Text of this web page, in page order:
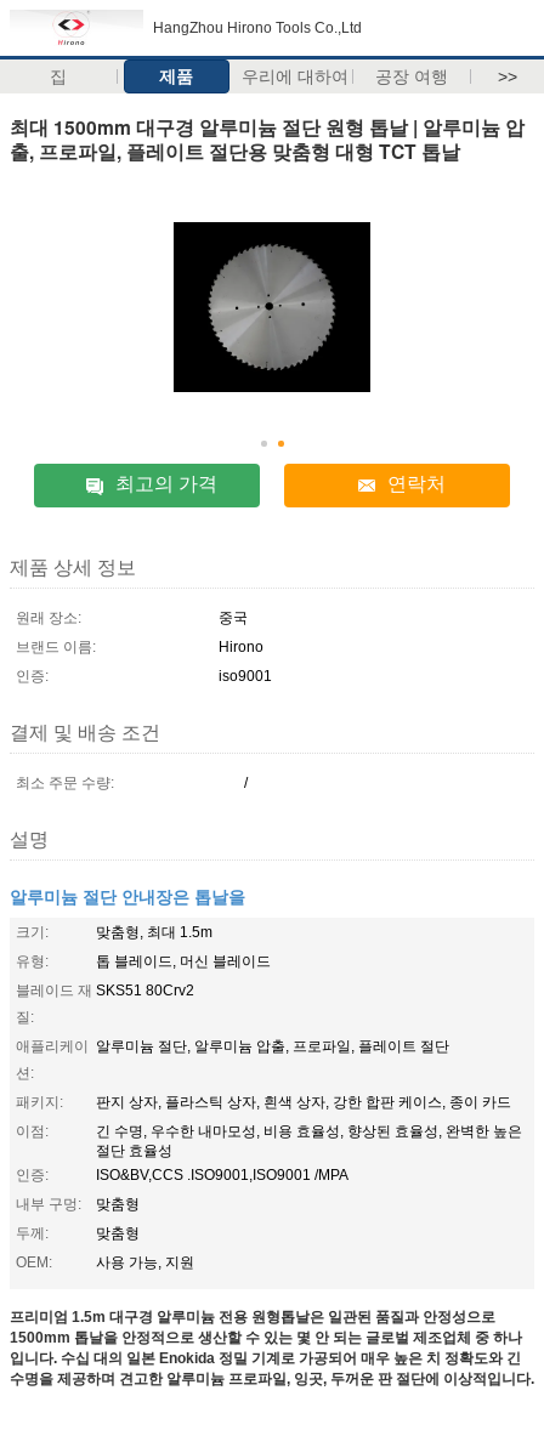
HangZhou Hirono Tools Co.,Ltd
집 제품 우리에 대하여 공장 여행 >>
최대 1500mm 대구경 알루미늄 절단 원형 톱날 | 알루미늄 압
출, 프로파일, 플레이트 절단용 맞춤형 대형 TCT 톱날
최고의 가격 연락처
제품 상세 정보
원래 장소:
중국
브랜드 이름:
Hirono
인증:
iso9001
결제 및 배송 조건
최소 주문 수량: /
설명
알루미늄 절단 안내장은 톱날을
크기:
맞춤형, 최대 1.5m
유형:
톱 블레이드, 머신 블레이드
블레이드 재
질:
SKS51 80Crv2
애플리케이
션:
알루미늄 절단, 알루미늄 압출, 프로파일, 플레이트 절단
패키지:
판지 상자, 플라스틱 상자, 흰색 상자, 강한 합판 케이스, 종이 카드
이점:
긴 수명, 우수한 내마모성, 비용 효율성, 향상된 효율성, 완벽한 높은
절단 효율성
인증:
ISO&BV,CCS .ISO9001,ISO9001 /MPA
내부 구멍:
맞춤형
두께:
맞춤형
OEM:
사용 가능, 지원
프리미엄 1.5m 대구경 알루미늄 전용 원형톱날은 일관된 품질과 안정성으로
1500mm 톱날을 안정적으로 생산할 수 있는 몇 안 되는 글로벌 제조업체 중 하나
입니다. 수십 대의 일본 Enokida 정밀 기계로 가공되어 매우 높은 치 정확도와 긴
수명을 제공하며 견고한 알루미늄 프로파일, 잉곳, 두꺼운 판 절단에 이상적입니다.